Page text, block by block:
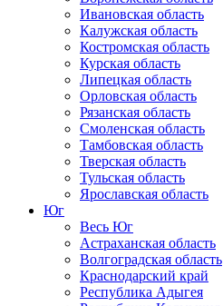
Ивановская область
Калужская область
Костромская область
Курская область
Липецкая область
Орловская область
Рязанская область
Смоленская область
Тамбовская область
Тверская область
Тульская область
Ярославская область
Юг
Весь Юг
Астраханская область
Волгоградская область
Краснодарский край
Республика Адыгея